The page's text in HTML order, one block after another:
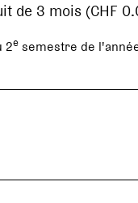
de 3 mois (CHF
2e semestre de